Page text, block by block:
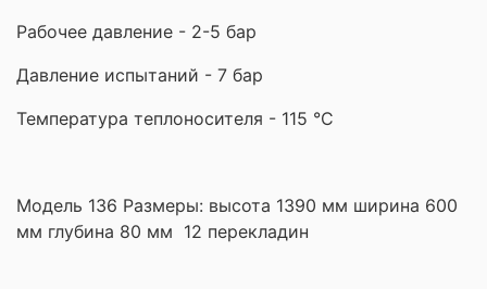
Рабочее давление - 2-5 бар
Давление испытаний - 7 бар
Температура теплоносителя - 115 °С
Модель 136 Размеры: высота 1390 мм ширина 600
мм глубина 80 мм 12 перекладин